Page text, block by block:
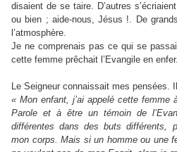
disaient de se taire. D’autres
ou bien ; aide-nous, Jésus !. De
l’atmosphère.
Je ne comprenais pas ce qui se
cette femme prêchait l’Evangile en enfer.
Le Seigneur connaissait mes pensées.
« Mon enfant, j’ai appelé cette femme
Parole et à être un témoin de
différentes dans des buts différents,
mon corps. Mais si un homme ou une